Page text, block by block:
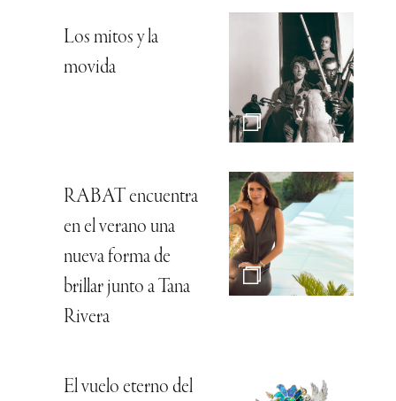
Los mitos y la
movida
RABAT encuentra
en el verano una
nueva forma de
brillar junto a Tana
Rivera
El vuelo eterno del